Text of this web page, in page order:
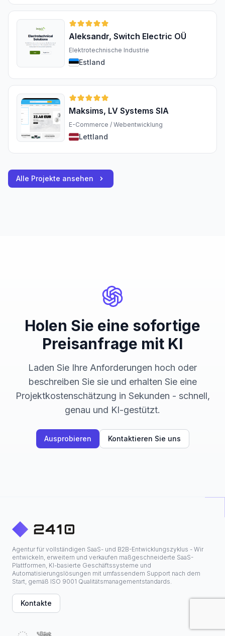
Aleksandr, Switch Electric OÜ
Elektrotechnische Industrie
Estland
Maksims, LV Systems SIA
E-Commerce / Webentwicklung
Lettland
Alle Projekte ansehen
Holen Sie eine sofortige
Preisanfrage mit KI
Laden Sie Ihre Anforderungen hoch oder
beschreiben Sie sie und erhalten Sie eine
Projektkostenschätzung in Sekunden - schnell,
genau und KI-gestützt.
Ausprobieren Kontaktieren Sie uns
Agentur für vollständigen SaaS- und B2B-Entwicklungszyklus - Wir
entwickeln, erweitern und verkaufen maßgeschneiderte SaaS-
Plattformen, KI-basierte Geschäftssysteme und
Automatisierungslösungen mit umfassendem Support nach dem
Start, gemäß ISO 9001 Qualitätsmanagementstandards.
Kontakte